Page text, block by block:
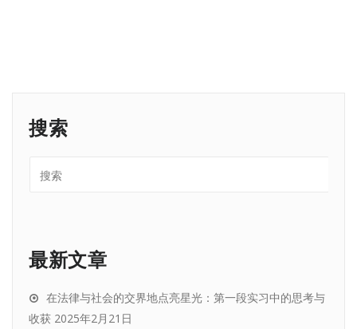
搜索
最新文章
在法律与社会的交界地点亮星光：第一段实习中的思考与
收获 2025年2月21日